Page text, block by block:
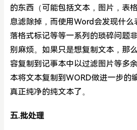
的东西（可能包括文本，图片，表
息滤除掉，而使用Word会发现什么
落格式标记等等一系列的琐碎问题
别麻烦。如果只是想复制文本，那
容复制到记事本中以过滤图片等多
本将文本复制到WORD做进一步的
真正纯净的纯文本了。
五.批处理